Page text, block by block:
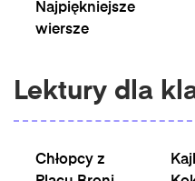
Najpiękniejsze
wiersze
Lektury dla
Chłopcy z